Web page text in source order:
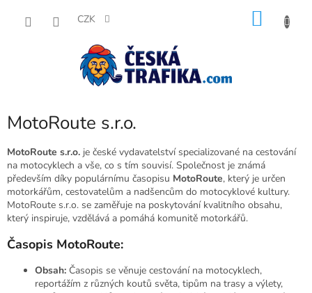
CZK
MotoRoute s.r.o.
MotoRoute s.r.o. je české vydavatelství specializované na cestování
na motocyklech a vše, co s tím souvisí. Společnost je známá
především díky populárnímu časopisu MotoRoute, který je určen
motorkářům, cestovatelům a nadšencům do motocyklové kultury.
MotoRoute s.r.o. se zaměřuje na poskytování kvalitního obsahu,
který inspiruje, vzdělává a pomáhá komunitě motorkářů.
Časopis MotoRoute:
Obsah: Časopis se věnuje cestování na motocyklech,
reportážím z různých koutů světa, tipům na trasy a výlety,